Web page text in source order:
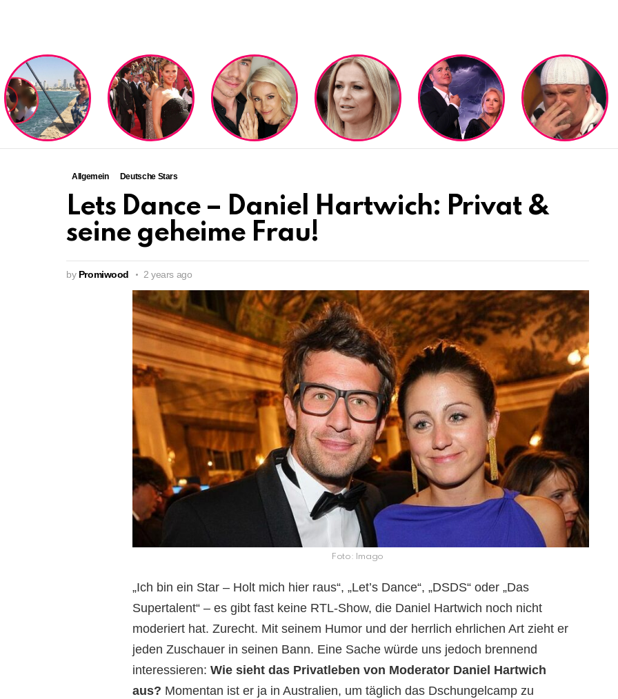
LATEST
STORIES
Allgemein Deutsche Stars
Lets Dance – Daniel Hartwich: Privat &
seine geheime Frau!
by Promiwood 2 years ago
Foto: Imago
„Ich bin ein Star – Holt mich hier raus“, „Let’s Dance“, „DSDS“ oder „Das
Supertalent“ – es gibt fast keine RTL-Show, die Daniel Hartwich noch nicht
moderiert hat. Zurecht. Mit seinem Humor und der herrlich ehrlichen Art zieht er
jeden Zuschauer in seinen Bann. Eine Sache würde uns jedoch brennend
interessieren: Wie sieht das Privatleben von Moderator Daniel Hartwich
aus? Momentan ist er ja in Australien, um täglich das Dschungelcamp zu